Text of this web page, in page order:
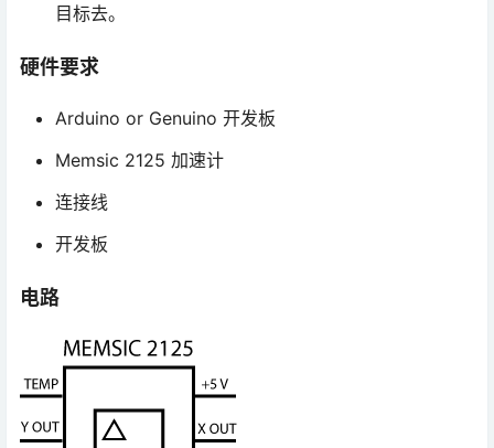
目标去。
硬件要求
Arduino or Genuino 开发板
Memsic 2125 加速计
连接线
开发板
电路